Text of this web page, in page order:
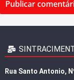
Rua Santo Antonio,